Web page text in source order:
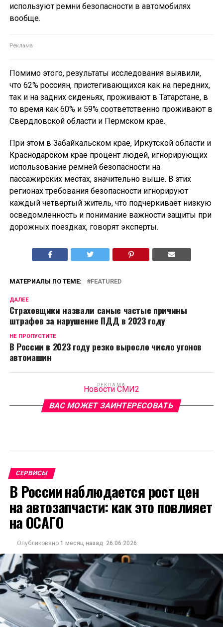
используют ремни безопасности в автомобилях
вообще.
Помимо этого, результаты исследования выявили,
что 62% россиян, пристегивающихся как на передних,
так и на задних сиденьях, проживают в Татарстане, в
то время как 60% и 59% соответственно проживают в
Свердловской области и Пермском крае.
При этом в Забайкальском крае, Иркутской области и
Краснодарском крае процент людей, игнорирующих
использование ремней безопасности на
пассажирских местах, значительно выше. В этих
регионах требования безопасности игнорируют
каждый четвертый житель, что подчеркивает низкую
осведомленность и понимание важности защиты при
дорожных поездках, говорят эксперты.
МАТЕРИАЛЫ ПО ТЕМЕ: FEATURED
ДАЛЕЕ
Страховщики назвали самые частые причины
штрафов за нарушение ПДД в 2023 году
НЕ ПРОПУСТИТЕ
В России в 2023 году резко выросло число угонов
автомашин
РЕКЛАМА
Новости СМИ2
ВАС МОЖЕТ ЗАИНТЕРЕСОВАТЬ
СЕРВИСЫ
В России наблюдается рост цен
на автозапчасти: как это повлияет
на ОСАГО
Опубликовано 1 месяц назад 26.06.2026